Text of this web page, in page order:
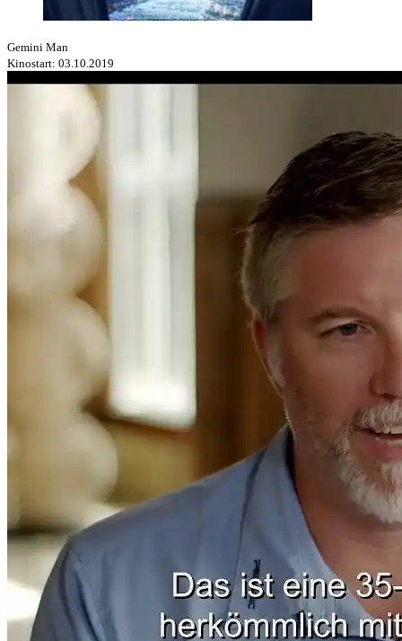
Gemini Man
Kinostart: 03.10.2019